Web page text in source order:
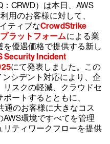
：CRWD）は本日、AWS
用のお客様に対して、
ティブなCrowdStrike
ラットフォームによる業
優遇価格で提供する新し
Security Incident
にて発表しました。この
シデント対応により、企
スクの軽減、クラウドセ
ートするとともに、
通のお客様に大きなコス
AWS環境ですべてを管理
ティワークフローを提供